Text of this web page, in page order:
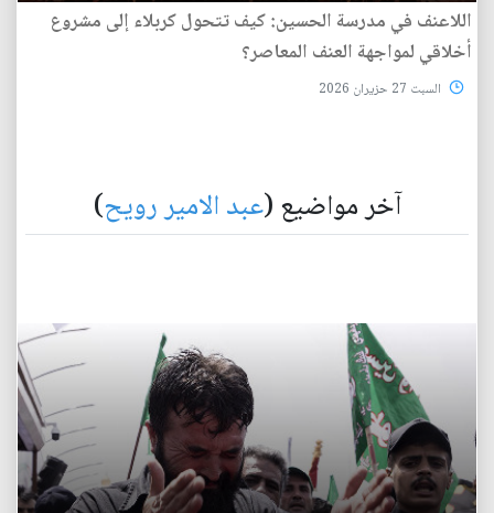
اللاعنف في مدرسة الحسين: كيف تتحول كربلاء إلى مشروع
أخلاقي لمواجهة العنف المعاصر؟
السبت 27 حزيران 2026
آخر مواضيع (عبد الامير رويح)